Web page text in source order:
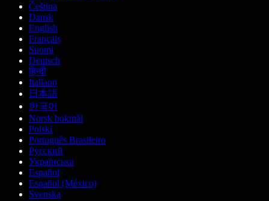
Čeština
Dansk
English
Français
Suomi
Deutsch
हिन्दी
Italiano
日本語
한국어
Norsk bokmål
Polski
Português Brasileiro
Русский
Українська
Español
Español (México)
Svenska